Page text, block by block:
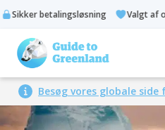
betalingsløsning Valgt af
Besøg vores globale